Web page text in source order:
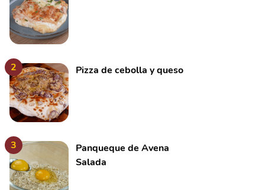
2 Pizza de cebolla y queso
3
Panqueque de Avena
Salada